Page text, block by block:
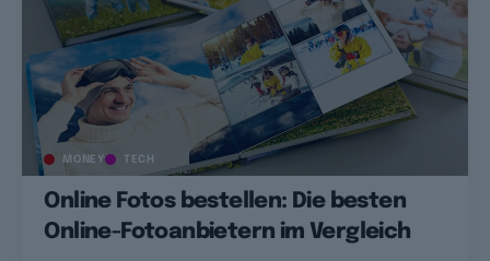
MONEY TECH
Online Fotos bestellen: Die besten
Online-Fotoanbietern im Vergleich